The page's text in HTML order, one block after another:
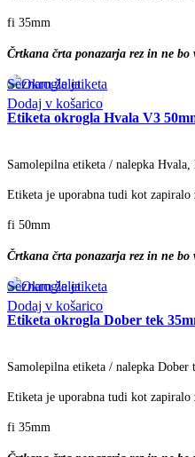
fi 35mm
Črtkana črta ponazarja rez in ne bo
Seznam želja
Dodaj v košarico
Etiketa okrogla Hvala V3
Samolepilna etiketa / nalepka
Etiketa je uporabna tudi kot zapiralo
fi 50mm
Črtkana črta ponazarja rez in ne bo
Seznam želja
Dodaj v košarico
Etiketa okrogla Dober tek
Samolepilna etiketa / nalepka Dober
Etiketa je uporabna tudi kot zapiralo
fi 35mm